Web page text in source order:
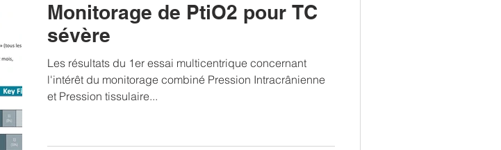
Monitorage de PtiO2 pour TC
sévère
Les résultats du 1er essai multicentrique concernant
l'intérêt du monitorage combiné Pression Intracrânienne
et Pression tissulaire...